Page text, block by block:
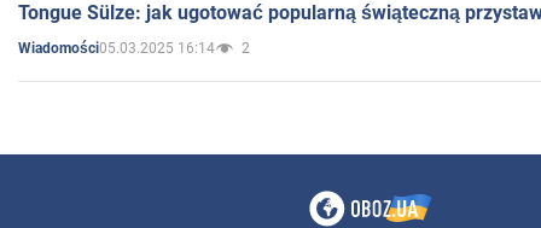
Tongue Sülze: jak ugotować popularną świąteczną
Wiadomości05.03.2025 16:14 2